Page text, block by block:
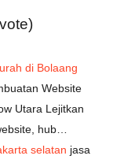
di Bolaang
Website
Utara Lejitkan
hub…
selatan jasa